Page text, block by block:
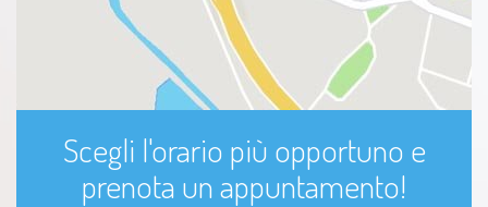
Scegli l'orario più opportuno e
prenota un appuntamento!